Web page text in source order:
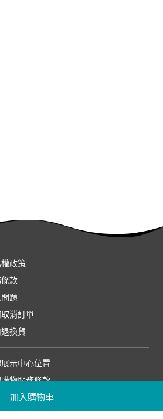
加入購物車
權政策
款
題
消訂單
換貨
示中心位置
物服務條款
提案